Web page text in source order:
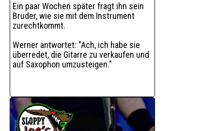
Ein paar Wochen später fragt ihn sein
Bruder, wie sie mit dem Instrument
zurechtkommt.
Werner antwortet: "Ach, ich habe sie
überredet, die Gitarre zu verkaufen und
auf Saxophon umzusteigen."